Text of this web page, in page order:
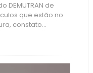
de
que estão no
constato...